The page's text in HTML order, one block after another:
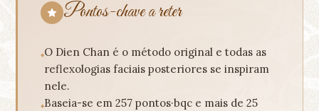
Pontos-chave a reter
O Dien Chan é o método original e todas as
reflexologias faciais posteriores se inspiram
nele.
Baseia-se em 257 pontos·bqc e mais de 25